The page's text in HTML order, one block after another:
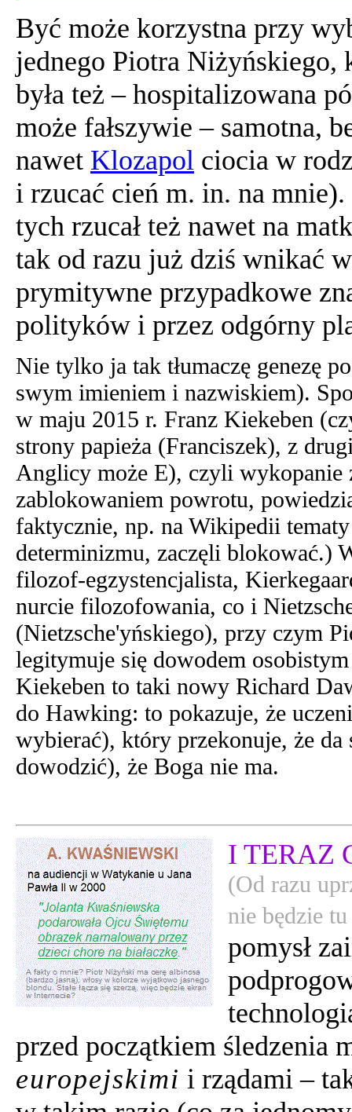
Być może korzystna przy
jednego Piotra Niżyńskiego,
była też – hospitalizowana
może fałszywie – samotna,
nawet Klozapol ciocia w
i rzucać cień m. in. na
tych rzucał też nawet na
tak od razu już dziś wnikać
prymitywne przypadkowe
polityków i przez odgórny
Nie tylko ja tak tłumaczę genezę
swym imieniem i nazwiskiem).
w maju 2015 r. Franz Kiekeben
strony papieża (Franciszek), z
Anglicy może E), czyli wykopanie
zablokowaniem powrotu,
faktycznie, np. na Wikipedii
determinizmu, zaczęli blokować.)
filozof-egzystencjalista,
nurcie filozofowania, co i
(Nietzsche'yńskiego), przy czym
legitymuje się dowodem
Kiekeben to taki nowy Richard
do Hawking: to pokazuje, że
wybierać), który przekonuje, że da
dowodzić), że Boga nie ma.
I TERAZ
(Od razu
nie będzie
pomysł
przed początkiem śledzenia
europejskimi i rządami –